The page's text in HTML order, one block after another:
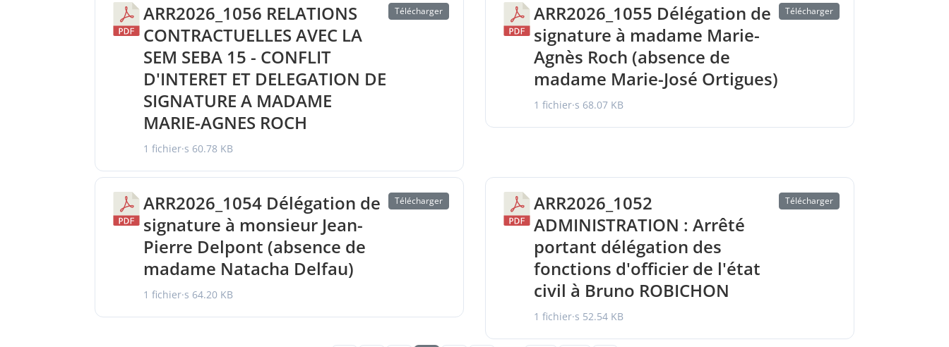
ARR2026_1056 RELATIONS
CONTRACTUELLES AVEC LA
SEM SEBA 15 - CONFLIT
D'INTERET ET DELEGATION DE
SIGNATURE A MADAME
MARIE-AGNES ROCH
1 fichier·s 60.78 KB
Télécharger
ARR2026_1055 Délégation de
signature à madame Marie-
Agnès Roch (absence de
madame Marie-José Ortigues)
1 fichier·s 68.07 KB
Télécharger
ARR2026_1054 Délégation de
signature à monsieur Jean-
Pierre Delpont (absence de
madame Natacha Delfau)
1 fichier·s 64.20 KB
Télécharger
ARR2026_1052
ADMINISTRATION : Arrêté
portant délégation des
fonctions d'officier de l'état
civil à Bruno ROBICHON
1 fichier·s 52.54 KB
Télécharger